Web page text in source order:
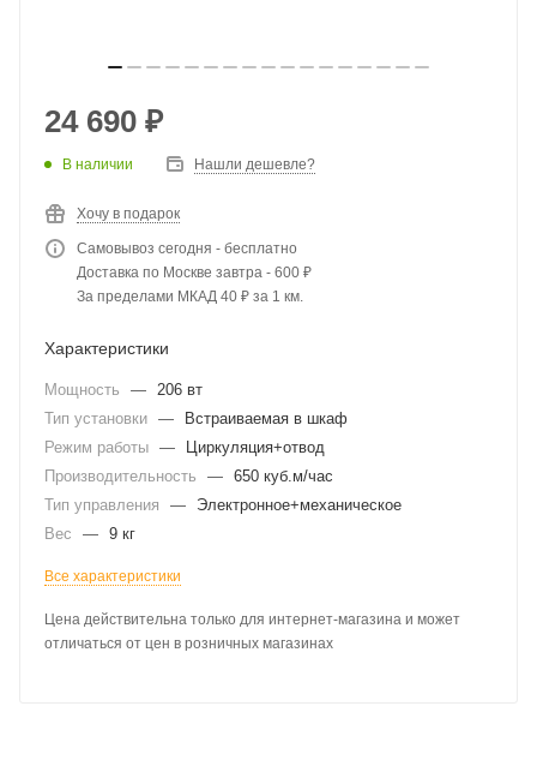
24 690 ₽
В наличии Нашли дешевле?
Хочу в подарок
Самовывоз сегодня - бесплатно
Доставка по Москве завтра - 600 ₽
За пределами МКАД 40 ₽ за 1 км.
Характеристики
Мощность — 206 вт
Тип установки —
Встраиваемая в шкаф
Режим работы —
Циркуляция+отвод
Производительность
— 650 куб.м/час
Тип управления
—
Электронное+механическое
Вес
— 9 кг
Все характеристики
Цена действительна только для интернет-магазина и может
отличаться от цен в розничных магазинах